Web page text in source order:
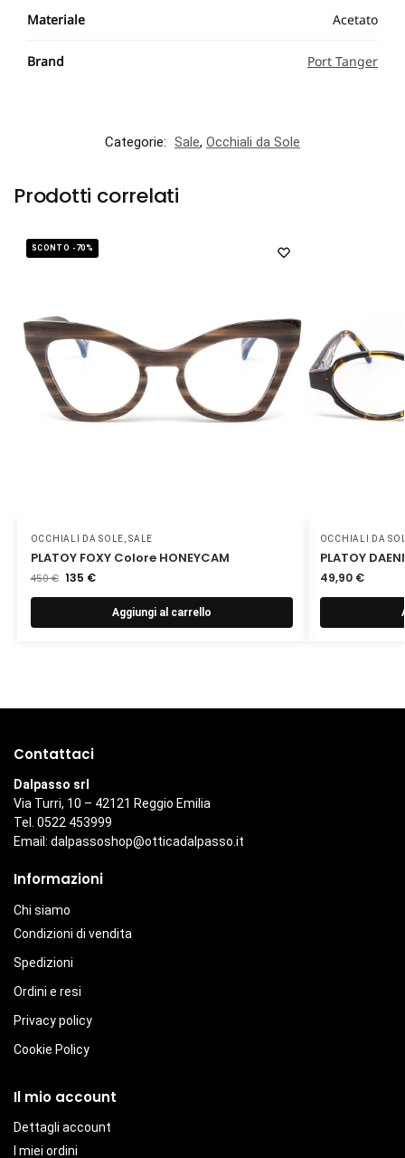
Materiale Acetato
Brand Port Tanger
Categorie: Sale, Occhiali da Sole
Prodotti correlati
SCONTO -70%
OCCHIALI DA SOLE ,SALE
PLATOY FOXY Colore HONEYCAM
450€ 135 €
Aggiungi al carrello
OCCHIALI DA
PLATOY
49,90 €
Contattaci
Dalpasso srl
Via Turri, 10 – 42121 Reggio Emilia
Tel. 0522 453999
Email: dalpassoshop@otticadalpasso.it
Informazioni
Chi siamo
Condizioni di vendita
Spedizioni
Ordini e resi
Privacy policy
Cookie Policy
Il mio account
Dettagli account
I miei ordini